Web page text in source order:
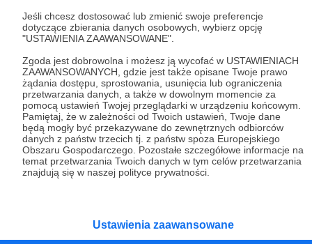
Jeśli chcesz dostosować lub zmienić swoje preferencje
dotyczące zbierania danych osobowych, wybierz opcję
"USTAWIENIA ZAAWANSOWANE".
Zgoda jest dobrowolna i możesz ją wycofać w USTAWIENIACH
ZAAWANSOWANYCH, gdzie jest także opisane Twoje prawo
żądania dostępu, sprostowania, usunięcia lub ograniczenia
przetwarzania danych, a także w dowolnym momencie za
pomocą ustawień Twojej przeglądarki w urządzeniu końcowym.
Pamiętaj, że w zależności od Twoich ustawień, Twoje dane
będą mogły być przekazywane do zewnętrznych odbiorców
danych z państw trzecich tj. z państw spoza Europejskiego
Obszaru Gospodarczego. Pozostałe szczegółowe informacje na
temat przetwarzania Twoich danych w tym celów przetwarzania
znajdują się w naszej polityce prywatności.
Ustawienia zaawansowane
Dołącz do grona Patronów!
Wesprzyj działalność AutoraBAJKOWE PODDASZE
już teraz!
Zostań Patronem
Promowani autorzy